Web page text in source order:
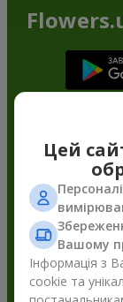
Цей
Вашому
Інформація з
cookie та